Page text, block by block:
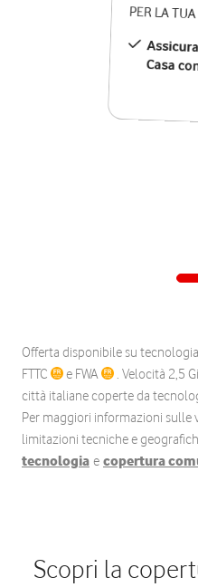
PER LA
Casa
Offerta disponibile su tecnologia
FTTC
e FWA
. Velocità 2,5
città italiane coperte da
Per maggiori informazioni sulle
limitazioni tecniche e
tecnologia e copertura
Scopri la